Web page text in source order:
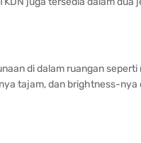
di dalam ruangan
tajam, dan brightness-